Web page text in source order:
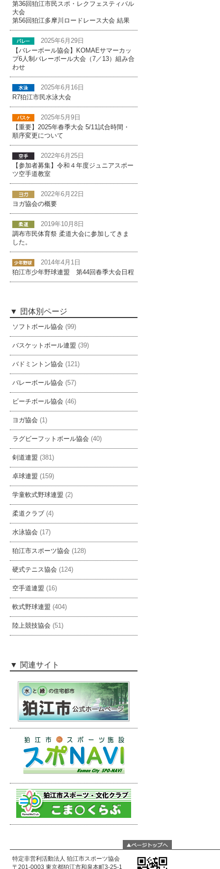
第36回狛江市民スポ・レクフェスティバル
大会
第56回狛江多摩川ロードレース大会 結果
2025年6月29日
【バレーボール協会】KOMAEサマーカッ
プ6人制バレーボール大会（7／13）組み合
わせ
2025年6月16日
R7狛江市民水泳大会
2025年5月9日
【重要】2025年春季大会 5/11試合時間・
順序変更について
2022年6月25日
【参加者募集】令和４年度ジュニアスポー
ツ空手道教室
2022年6月22日
ヨガ協会の概要
2019年10月8日
調布市民体育祭 柔道大会に参加してきま
した。
2014年4月1日
狛江市少年野球連盟 第44回春季大会日程
団体別ページ
ソフトボール協会 (99)
バスケットボール連盟 (39)
バドミントン協会 (121)
バレーボール協会 (57)
ビーチボール協会 (46)
ヨガ協会 (1)
ラグビーフットボール協会 (40)
剣道連盟 (381)
卓球連盟 (159)
学童軟式野球連盟 (2)
柔道クラブ (4)
水泳協会 (17)
狛江市スポーツ協会 (128)
硬式テニス協会 (124)
空手道連盟 (16)
軟式野球連盟 (404)
陸上競技協会 (51)
関連サイト
特定非営利活動法人 狛江市スポーツ協会
〒201-0003 東京都狛江市和泉本町3-25-1